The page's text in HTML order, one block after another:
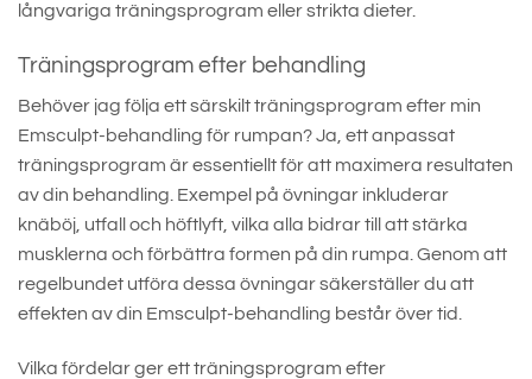
långvariga träningsprogram eller strikta dieter.
Träningsprogram efter behandling
Behöver jag följa ett särskilt träningsprogram efter min
Emsculpt-behandling för rumpan? Ja, ett anpassat
träningsprogram är essentiellt för att maximera resultaten
av din behandling. Exempel på övningar inkluderar
knäböj, utfall och höftlyft, vilka alla bidrar till att stärka
musklerna och förbättra formen på din rumpa. Genom att
regelbundet utföra dessa övningar säkerställer du att
effekten av din Emsculpt-behandling består över tid.
Vilka fördelar ger ett träningsprogram efter